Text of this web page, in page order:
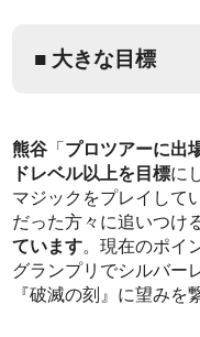
■ 大きな目標
熊谷 「プロツアーに出
ドレベル以上を目標に
マジックをプレイして
だった方々に追いつけ
ています。現在のポイ
グランプリでシルバー
『破滅の刻』に望みを